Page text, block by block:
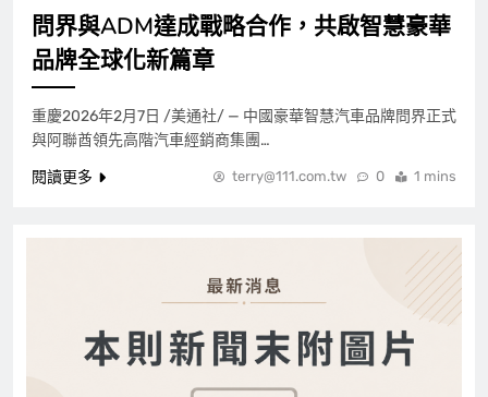
問界與ADM達成戰略合作，共啟智慧豪華
品牌全球化新篇章
重慶2026年2月7日 /美通社/ — 中國豪華智慧汽車品牌問界正式
與阿聯酋領先高階汽車經銷商集團…
閱讀更多
terry@111.com.tw 0 1 mins